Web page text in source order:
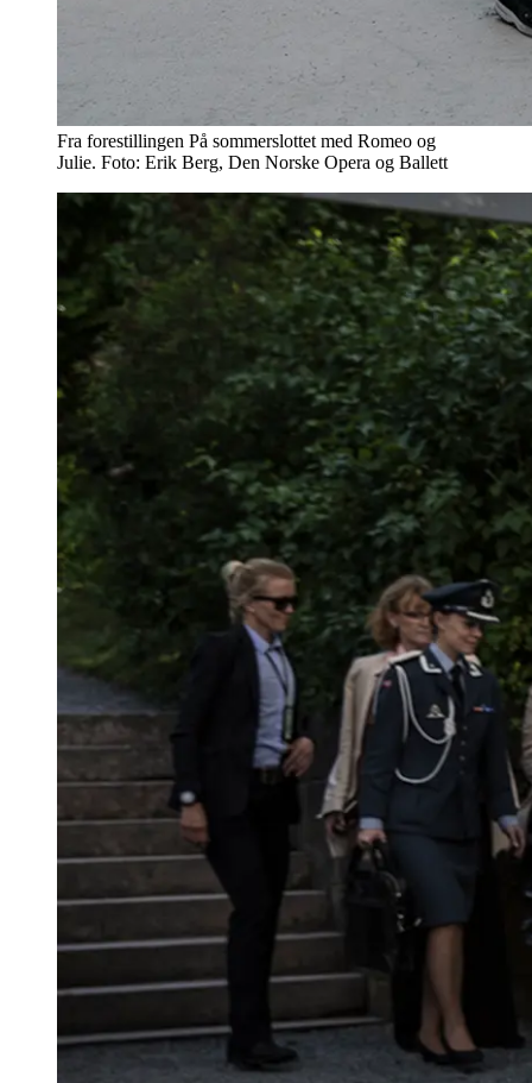
Fra forestillingen På sommerslottet med Romeo og
Julie. Foto: Erik Berg, Den Norske Opera og Ballett